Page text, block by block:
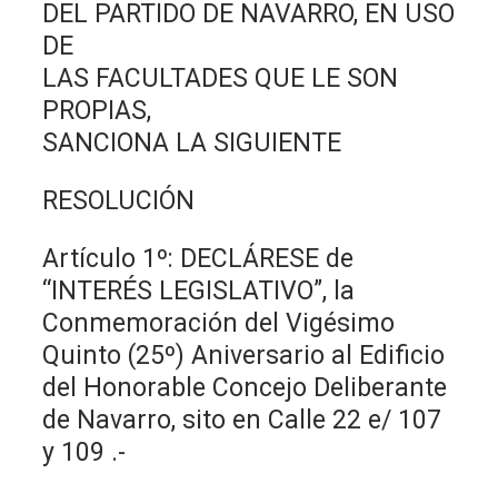
DEL PARTIDO DE NAVARRO, EN USO
DE
LAS FACULTADES QUE LE SON
PROPIAS,
SANCIONA LA SIGUIENTE
RESOLUCIÓN
Artículo 1º: DECLÁRESE de
“INTERÉS LEGISLATIVO”, la
Conmemoración del Vigésimo
Quinto (25º) Aniversario al Edificio
del Honorable Concejo Deliberante
de Navarro, sito en Calle 22 e/ 107
y 109 .-